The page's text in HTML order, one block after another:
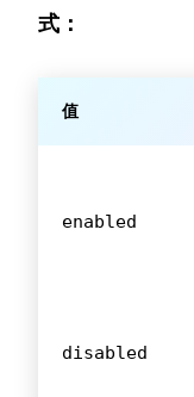
式：
值
enabled
disabled